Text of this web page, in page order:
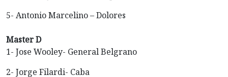
5- Antonio Marcelino – Dolores
Master D
1- Jose Wooley- General Belgrano
2- Jorge Filardi- Caba